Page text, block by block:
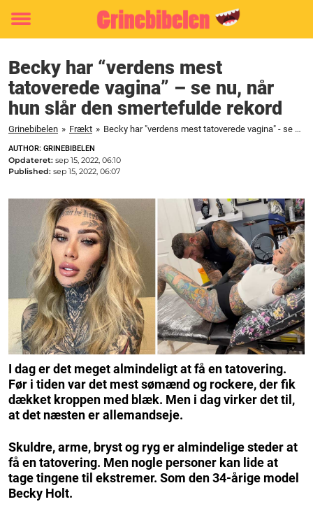
Toggle
Becky har “verdens mest
tatoverede vagina” – se nu, når
hun slår den smertefulde rekord
Grinebibelen » Frækt » Becky har "verdens mest tatoverede vagina" - se nu, når hun slår den smertefulde rekord
AUTHOR: GRINEBIBELEN
Opdateret: sep 15, 2022, 06:10
Published: sep 15, 2022, 06:07
I dag er det meget almindeligt at få en tatovering.
Før i tiden var det mest sømænd og rockere, der fik
dækket kroppen med blæk. Men i dag virker det til,
at det næsten er allemandseje.
Skuldre, arme, bryst og ryg er almindelige steder at
få en tatovering. Men nogle personer kan lide at
tage tingene til ekstremer. Som den 34-årige model
Becky Holt.